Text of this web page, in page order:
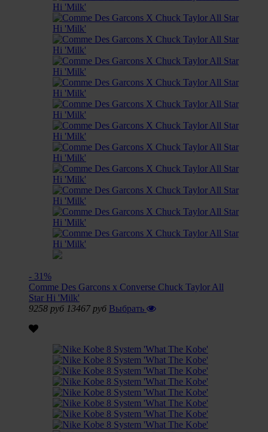
- 31%
Comme Des Garcons x Converse Chuck Taylor All
Star Hi 'Milk'
9258 руб 13467 руб Выбрать